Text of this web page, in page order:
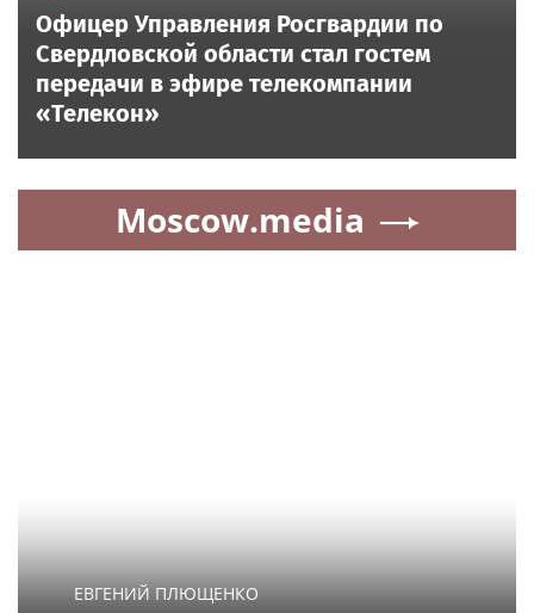
Офицер Управления Росгвардии по
Свердловской области стал гостем
передачи в эфире телекомпании
«Телекон»
Moscow.media
ЕВГЕНИЙ ПЛЮЩЕНКО